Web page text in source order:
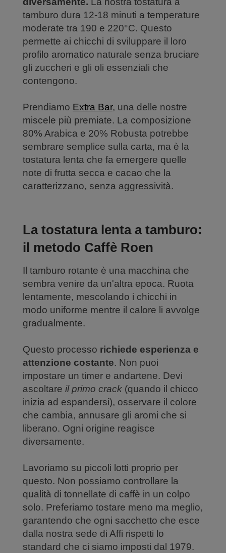
tamburo dura 12-18 minuti a temperature
moderate tra 190 e 220°C. Questo
permette ai chicchi di sviluppare il loro
profilo aromatico naturale senza bruciare
gli zuccheri e gli oli essenziali che
contengono.
Prendiamo Extra Bar, una delle nostre
miscele più premiate. La composizione
80% Arabica e 20% Robusta potrebbe
sembrare semplice sulla carta, ma è la
tostatura lenta che fa emergere quelle
note di frutta secca e cacao che la
caratterizzano, senza aggressività.
La tostatura lenta a tamburo:
il metodo Caffè Roen
Il tamburo rotante è una macchina che
sembra venire da un'altra epoca. Ruota
lentamente, mescolando i chicchi in
modo uniforme mentre il calore li avvolge
gradualmente.
Questo processo richiede esperienza e
attenzione costante. Non puoi
impostare un timer e andartene. Devi
ascoltare il primo crack (quando il chicco
inizia ad espandersi), osservare il colore
che cambia, annusare gli aromi che si
liberano. Ogni origine reagisce
diversamente.
Lavoriamo su piccoli lotti proprio per
questo. Non possiamo controllare la
qualità di tonnellate di caffè in un colpo
solo. Preferiamo tostare meno ma meglio,
garantendo che ogni sacchetto che esce
dalla nostra sede di Affi rispetti lo
standard che ci siamo imposti dal 1979.